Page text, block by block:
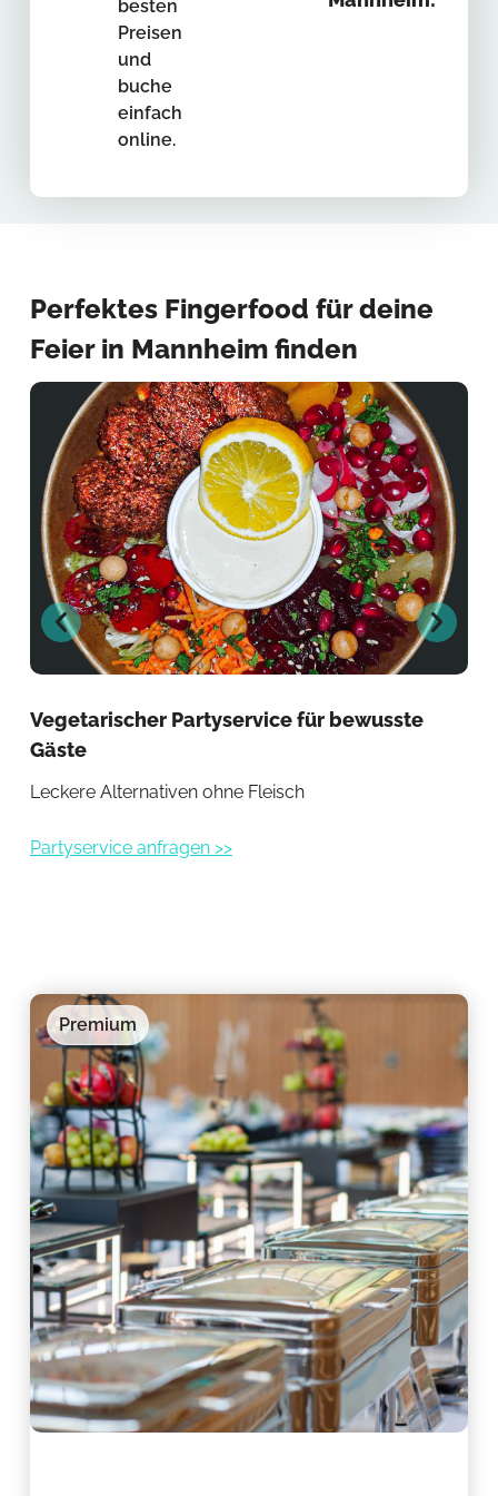
besten
Preisen
und
buche
einfach
online.
Perfektes Fingerfood für deine
Feier in Mannheim finden
Vegetarischer Partyservice für bewusste
Gäste
Leckere Alternativen ohne Fleisch
Partyservice anfragen >>
Premium